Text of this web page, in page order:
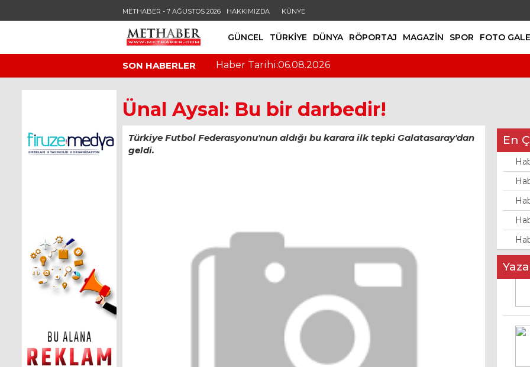
METHABER - 7 AĞUSTOS 2026 HAKKIMIZDA KÜNYE
GÜNCEL TÜRKİYE DÜNYA RÖPORTAJ MAGAZİN SPOR FOTO
SON HABERLER Haber Tarihi:06.08.2026
Ünal Aysal: Bu bir darbedir!
Türkiye Futbol Federasyonu'nun aldığı bu karara ilk tepki Galatasaray'dan
geldi.
En
17